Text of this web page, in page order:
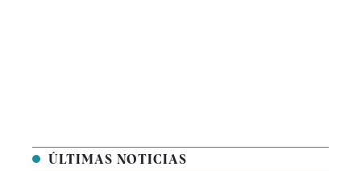
ÚLTIMAS NOTICIAS